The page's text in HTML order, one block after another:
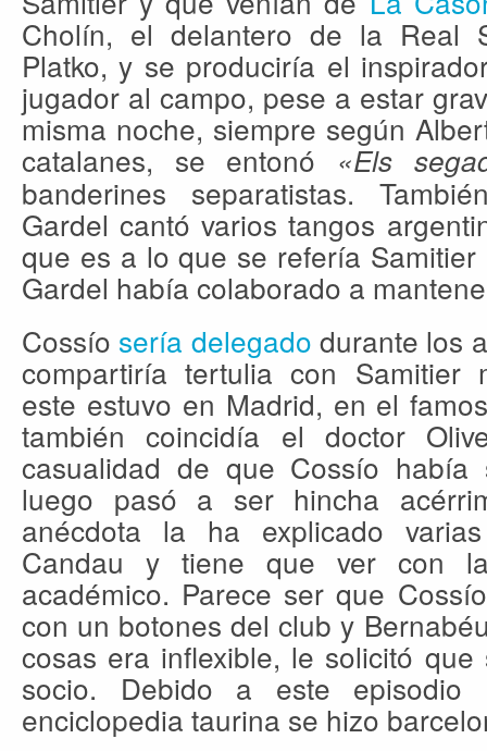
Cholín, el delantero de la Real
Platko, y se produciría el
jugador al campo, pese a estar
misma noche, siempre según
catalanes, se entonó «Els
banderines separatistas.
Gardel cantó varios tangos
que es a lo que se refería
Gardel había colaborado a
Cossío sería delegado durante los
compartiría tertulia con Samitier
este estuvo en Madrid, en el
también coincidía el doctor
casualidad de que Cossío
luego pasó a ser hincha
anécdota la ha explicado
Candau y tiene que ver con
académico. Parece ser que
con un botones del club y
cosas era inflexible, le solicitó
socio. Debido a este
enciclopedia taurina se hizo